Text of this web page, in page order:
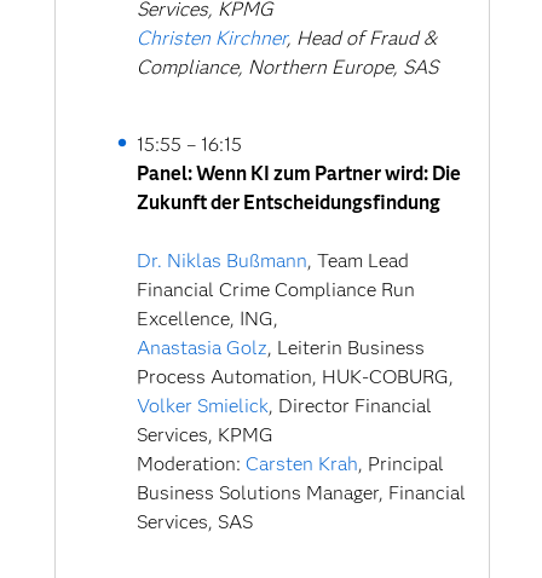
Services, KPMG
Christen Kirchner, Head of Fraud &
Compliance, Northern Europe, SAS
15:55 – 16:15
Panel: Wenn KI zum Partner wird: Die
Zukunft der Entscheidungsfindung
Dr. Niklas Bußmann, Team Lead
Financial Crime Compliance Run
Excellence, ING,
Anastasia Golz, Leiterin Business
Process Automation, HUK-COBURG,
Volker Smielick, Director Financial
Services, KPMG
Moderation: Carsten Krah, Principal
Business Solutions Manager, Financial
Services, SAS